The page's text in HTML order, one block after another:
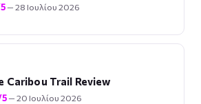
— 28 Ιουλίου 2026
Caribou Trail Review
— 20 Ιουλίου 2026